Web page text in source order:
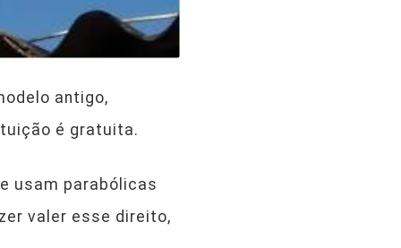
antigo,
é gratuita.
usam parabólicas
valer esse direito,